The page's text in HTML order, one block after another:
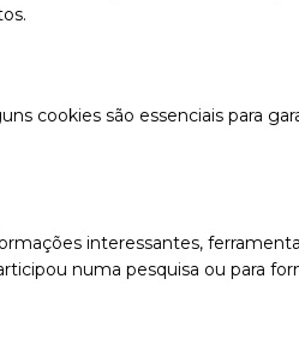
cookies são essenciais para
interessantes,
numa pesquisa ou para